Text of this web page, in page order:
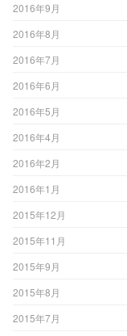
2016年9月
2016年8月
2016年7月
2016年6月
2016年5月
2016年4月
2016年2月
2016年1月
2015年12月
2015年11月
2015年9月
2015年8月
2015年7月